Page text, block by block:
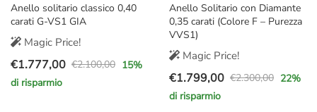
Anello solitario classico 0,40
carati G-VS1 GIA
Magic Price!
€2.100,00
Il
prezzo
€1.777,00
Il
prezzo
15%
di risparmio
Anello Solitario con Diamante
0,35 carati (Colore F – Purezza
VVS1)
Magic Price!
€2.300,00
Il
prezzo
€1.799,00
Il
prezzo
22%
di risparmio